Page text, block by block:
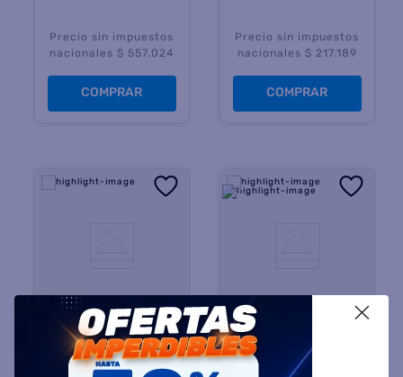
Precio sin impuestos
nacionales $ 557.024
COMPRAR
Precio sin impuestos
nacionales $ 217.189
COMPRAR
RANDERS
Cinta con Motor RANDERS
BLUE BIRD
Bicicleta Blue Bird SP-20
X